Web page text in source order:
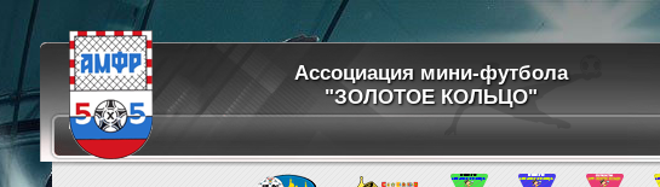
Ассоциация мини-футбола
"ЗОЛОТОЕ КОЛЬЦО"